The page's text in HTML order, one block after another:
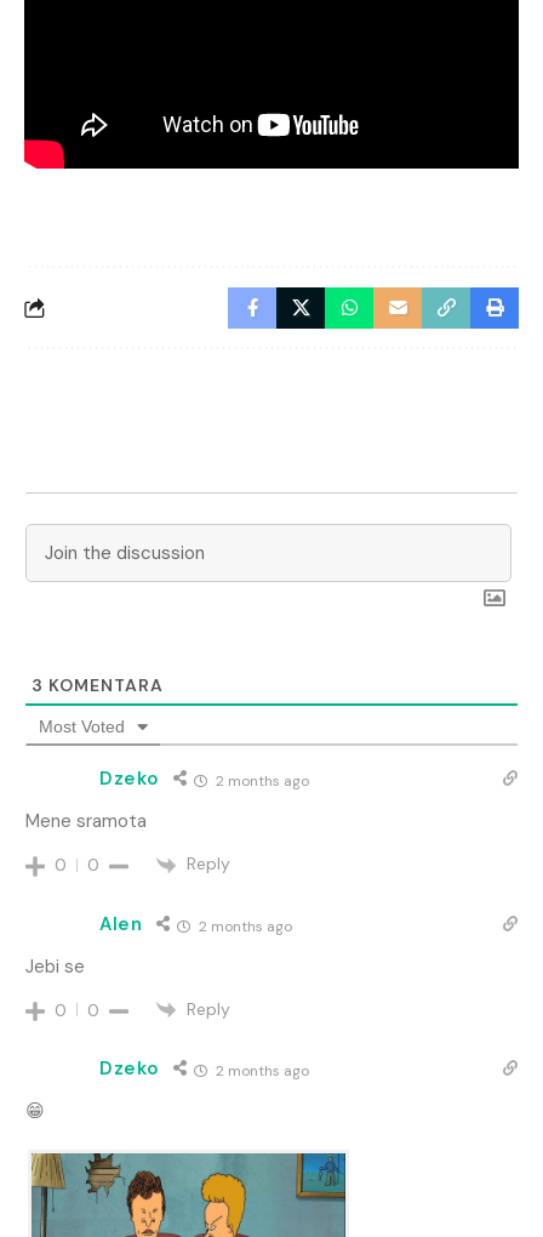
3 KOMENTARA
Most Voted
Dzeko 2 months ago
Mene sramota
0 0 Reply
Alen 2 months ago
Jebi se
0 0 Reply
Dzeko 2 months ago
😁